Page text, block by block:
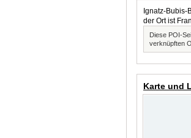
Ignatz-
der Ort ist
Diese POI-
verknüpften
Karte und